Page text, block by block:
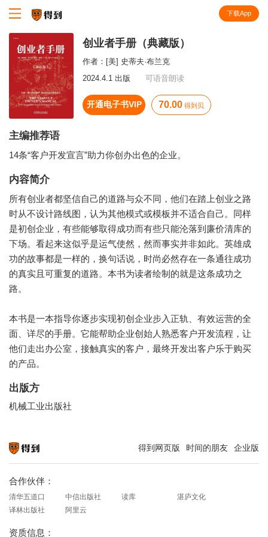
下载App
创业者手册（典藏版）
作者： [美] 史蒂夫·布兰克
2024.4.1 出版
可语音朗读
开通电子书VIP 70.00 得到贝
主编推荐语
14条“客户开发宣言”助力你创办出色的企业。
内容简介
所有创业者都坚信自己的道路与众不同，他们在踏上创业之路
时从不设计路线图，认为其他模式或模板并不适合自己。同样
是初创企业，有些能够取得成功而有些只能沦落到廉价清库的
下场。看起来这似乎是运气使然，然而事实并非如此。英雄成
功的故事都是一样的，换句话说，时尚必然存在一条通往成功
的真实且可重复的道路。本书为读者绘制的就是这条成功之
路。
本书是一本指导你逐步实现初创企业步入正轨、有效运营的全
面、详尽的手册。它能帮助企业创始人熟悉客户开发流程，让
他们走出办公室，接触真实的客户，最终开发出客户乐于购买
的产品。
出版方
机械工业出版社
得到网页版 时间的朋友 企业版
合作伙伴：
清华五道口 中信出版社 读库
湛庐文化
译林出版社
阿里云
资质信息：